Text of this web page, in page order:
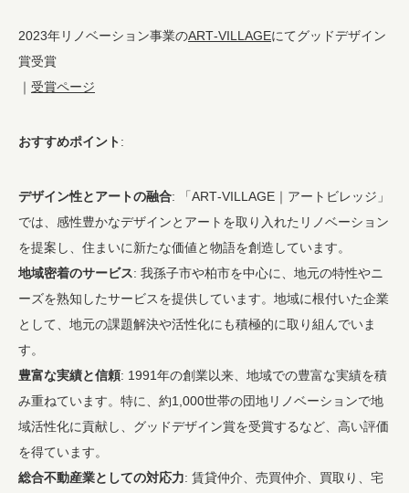
2023年リノベーション事業のART-VILLAGEにてグッドデザイン
賞受賞
｜ 受賞ページ
おすすめポイント:
デザイン性とアートの融合: 「ART-VILLAGE｜アートビレッジ」
では、感性豊かなデザインとアートを取り入れたリノベーション
を提案し、住まいに新たな価値と物語を創造しています。
地域密着のサービス: 我孫子市や柏市を中心に、地元の特性やニ
ーズを熟知したサービスを提供しています。地域に根付いた企業
として、地元の課題解決や活性化にも積極的に取り組んでいま
す。
豊富な実績と信頼: 1991年の創業以来、地域での豊富な実績を積
み重ねています。特に、約1,000世帯の団地リノベーションで地
域活性化に貢献し、グッドデザイン賞を受賞するなど、高い評価
を得ています。
総合不動産業としての対応力: 賃貸仲介、売買仲介、買取り、宅